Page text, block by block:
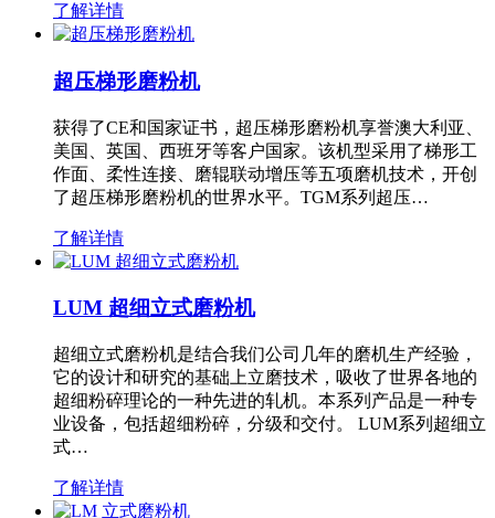
了解详情
超压梯形磨粉机
获得了CE和国家证书，超压梯形磨粉机享誉澳大利亚、
美国、英国、西班牙等客户国家。该机型采用了梯形工
作面、柔性连接、磨辊联动增压等五项磨机技术，开创
了超压梯形磨粉机的世界水平。TGM系列超压…
了解详情
LUM 超细立式磨粉机
超细立式磨粉机是结合我们公司几年的磨机生产经验，
它的设计和研究的基础上立磨技术，吸收了世界各地的
超细粉碎理论的一种先进的轧机。本系列产品是一种专
业设备，包括超细粉碎，分级和交付。 LUM系列超细立
式…
了解详情